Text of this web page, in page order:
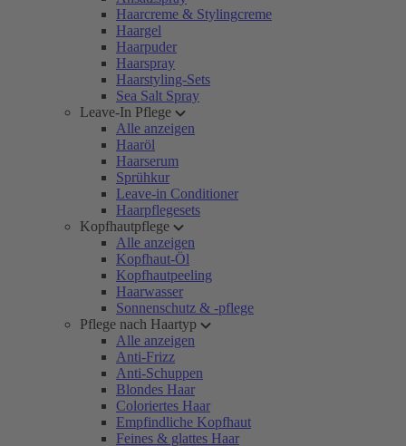
Haarcreme & Stylingcreme
Haargel
Haarpuder
Haarspray
Haarstyling-Sets
Sea Salt Spray
Leave-In Pflege
Alle anzeigen
Haaröl
Haarserum
Sprühkur
Leave-in Conditioner
Haarpflegesets
Kopfhautpflege
Alle anzeigen
Kopfhaut-Öl
Kopfhautpeeling
Haarwasser
Sonnenschutz & -pflege
Pflege nach Haartyp
Alle anzeigen
Anti-Frizz
Anti-Schuppen
Blondes Haar
Coloriertes Haar
Empfindliche Kopfhaut
Feines & glattes Haar